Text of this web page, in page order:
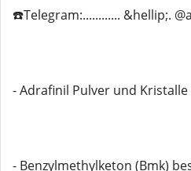
☎️Telegram:............ &hellip;.
- Adrafinil Pulver und Kristalle
- Benzylmethylketon (Bmk)